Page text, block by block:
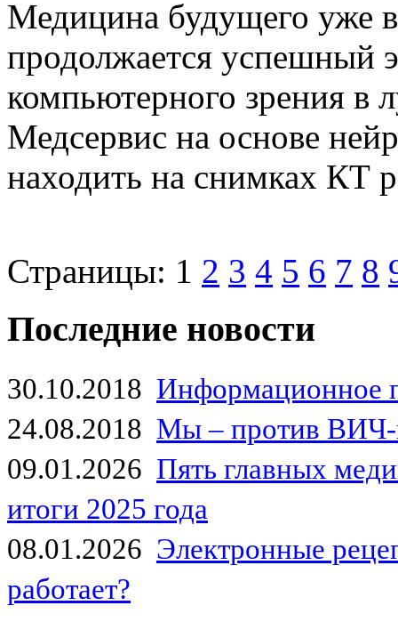
Медицина будущего уже
продолжается успешный
компьютерного зрения в
Медсервис на основе
находить на снимках КТ
Страницы: 1 2 3 4 5 6 7 8
Последние новости
30.10.2018 Информационное
24.08.2018 Мы – против
09.01.2026 Пять главных
итоги 2025 года
08.01.2026 Электронные
работает?